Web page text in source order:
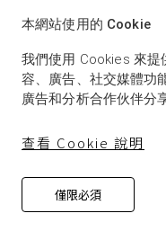
醫學古生物心理學生態學
物理 化學地球科學天文
© SCIENTIFIC
AMERICA,
本網站使用的 Cookie
我們使用 Cookies 來提
容、廣告、社交媒體功
廣告和分析合作伙伴分
查看 Cookie 說明
僅限必須